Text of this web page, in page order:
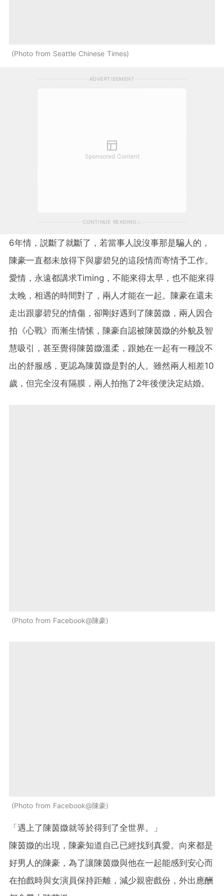
Photo from Seattle Chinese Times
ADVERTISEMENT
Sponsored Content
CONTINUE READING
6年情，説斷了就斷了，若當事人說沒事那是騙人的，
陳豪一直都未放得下與廖碧兒的這段情而寄情予工作。
愛情，永遠都講求Timing，不能來得太早，也不能來得
太晚，相遇的時間對了，兩人才能在一起。陳豪在還未
走出跟廖碧兒的情傷，卻剛好遇到了陳茵媺，兩人因合
拍《心戰》而漸生情愫，陳豪自認被陳茵媺的外貌及智
慧吸引，甚至覺得陳茵媺溫柔，跟她在一起有一種說不
出的舒服感，更認為陳茵媺是對的人。雖然兩人相差10
歲，但完全沒有隔膜，兩人拍拖了2年後便決定結婚。
Photo from Facebook@陳豪
Photo from Facebook@陳豪
「遇上了陳茵媺就等於得到了全世界。」
陳茵媺的出現，陳豪知道自己已經找到真愛。向來都是
好男人的陳豪，為了讓陳茵媺與他在一起能感到安心而
在拍戲時與女演員保持距離，減少親密戲份，外出應酬